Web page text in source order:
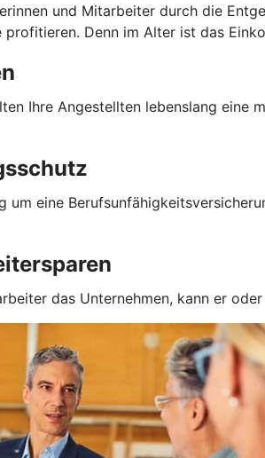
und Mitarbeiter durch die
Denn im Alter ist das
Ihre Angestellten lebenslang eine
um eine
das Unternehmen, kann er